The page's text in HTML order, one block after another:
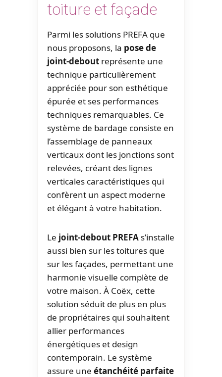
toiture et façade
Parmi les solutions PREFA que
nous proposons, la pose de
joint-debout représente une
technique particulièrement
appréciée pour son esthétique
épurée et ses performances
techniques remarquables. Ce
système de bardage consiste en
l’assemblage de panneaux
verticaux dont les jonctions sont
relevées, créant des lignes
verticales caractéristiques qui
confèrent un aspect moderne
et élégant à votre habitation.
Le joint-debout PREFA s’installe
aussi bien sur les toitures que
sur les façades, permettant une
harmonie visuelle complète de
votre maison. À Coëx, cette
solution séduit de plus en plus
de propriétaires qui souhaitent
allier performances
énergétiques et design
contemporain. Le système
assure une étanchéité parfaite